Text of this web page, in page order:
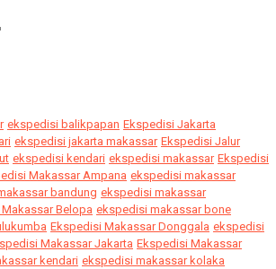
ekspedisi balikpapan Ekspedisi Jakarta
ekspedisi jakarta makassar Ekspedisi Jalur
ekspedisi kendari ekspedisi makassar Ekspedisi
Makassar Ampana ekspedisi makassar
bandung ekspedisi makassar
Belopa ekspedisi makassar bone
Ekspedisi Makassar Donggala ekspedisi
Makassar Jakarta Ekspedisi Makassar
kendari ekspedisi makassar kolaka